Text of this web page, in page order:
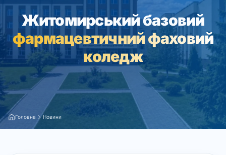
Житомирський базовий
фармацевтичний фаховий
коледж
Головна Новини